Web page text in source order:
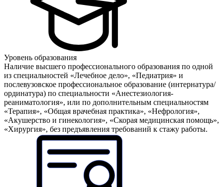
Уровень образования
Наличие высшего профессионального образования по одной
из специальностей «Лечебное дело», «Педиатрия» и
послевузовское профессиональное образование (интернатура/
ординатура) по специальности «Анестезиология-
реаниматология», или по дополнительным специальностям
«Терапия», «Общая врачебная практика», «Нефрология»,
«Акушерство и гинекология», «Скорая медицинская помощь»,
«Хирургия», без предъявления требований к стажу работы.